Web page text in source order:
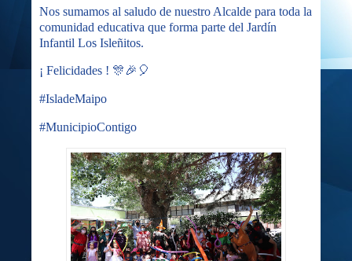
Nos sumamos al saludo de nuestro Alcalde para toda la
comunidad educativa que forma parte del Jardín
Infantil Los Isleñitos.
¡ Felicidades ! 🎊🎉🎈
#IsladeMaipo
#MunicipioContigo